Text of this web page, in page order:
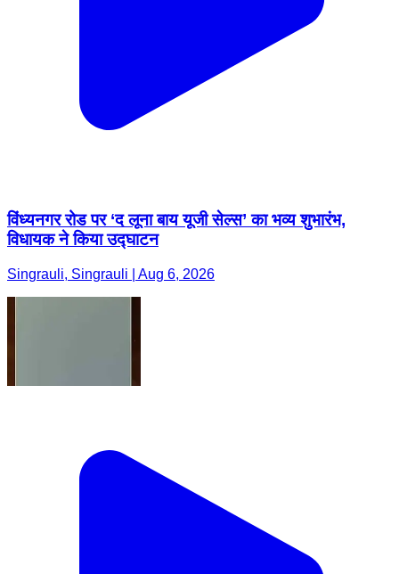
विंध्यनगर रोड पर ‘द लूना बाय यूजी सेल्स’ का भव्य शुभारंभ,
विधायक ने किया उद्घाटन
Singrauli, Singrauli | Aug 6, 2026